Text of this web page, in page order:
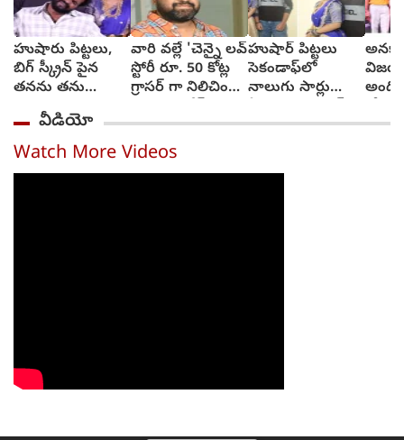
హుషారు పిట్టలు,
బిగ్ స్క్రీన్ పైన
తనను తను
చూసుకుని చెంప
పగలగొట్టుకున్న
నటుడు, వీడియో
వైరల్
వారి వల్లే 'చెన్నై లవ్
స్టోరీ రూ. 50 కోట్ల
గ్రాసర్ గా నిలిచింది -
హుషార్‌ పిట్టలు
సెకండాఫ్‌లో
నాలుగు సార్లు
అర్జున్‌
సోనూ
వీడియో
Watch More Videos